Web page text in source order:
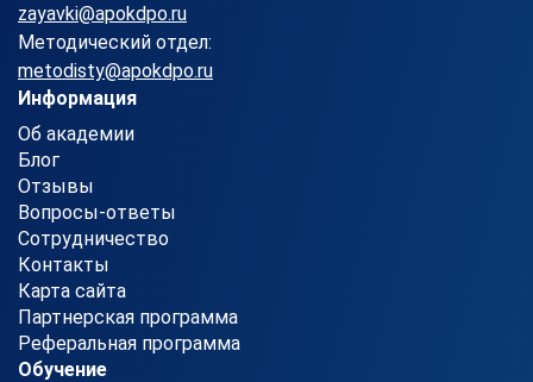
zayavki@apokdpo.ru
Методический отдел:
metodisty@apokdpo.ru
Информация
Об академии
Блог
Отзывы
Вопросы-ответы
Сотрудничество
Контакты
Карта сайта
Партнерская программа
Реферальная программа
Обучение